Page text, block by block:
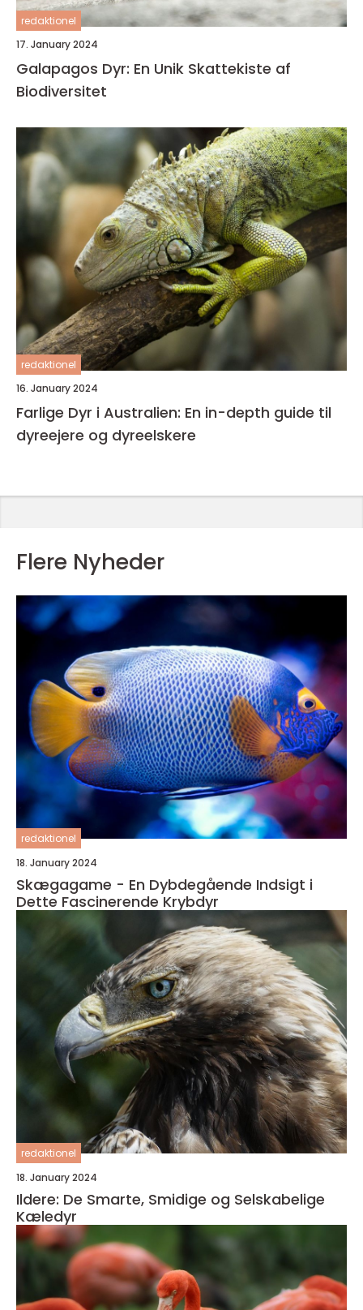
redaktionel
17. January 2024
Galapagos Dyr: En Unik Skattekiste af
Biodiversitet
redaktionel
16. January 2024
Farlige Dyr i Australien: En in-depth guide til
dyreejere og dyreelskere
Flere Nyheder
redaktionel
18. January 2024
Skægagame - En Dybdegående Indsigt i
Dette Fascinerende Krybdyr
redaktionel
18. January 2024
Ildere: De Smarte, Smidige og Selskabelige
Kæledyr